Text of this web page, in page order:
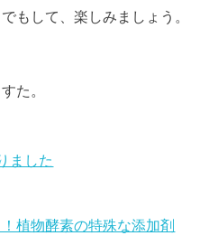
もして、楽しみましょう。
た。
ました
植物酵素の特殊な添加剤